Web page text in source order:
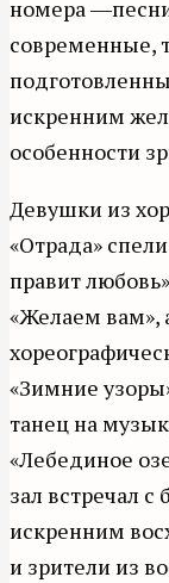
номера
современные,
искренним
особенности
Девушки из
«Отрада»
правит
«Желаем вам»,
«Зимние
танец на
«Лебединое
зал встречал
искренним
и зрители из